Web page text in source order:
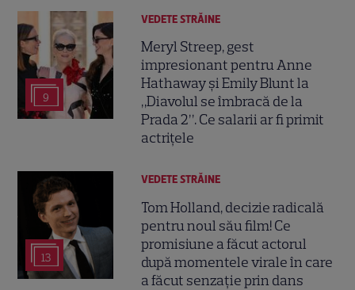
9
VEDETE STRĂINE
Meryl Streep, gest
impresionant pentru Anne
Hathaway și Emily Blunt la
„Diavolul se îmbracă de la
Prada 2”. Ce salarii ar fi primit
actrițele
13
VEDETE STRĂINE
Tom Holland, decizie radicală
pentru noul său film! Ce
promisiune a făcut actorul
după momentele virale în care
a făcut senzație prin dans